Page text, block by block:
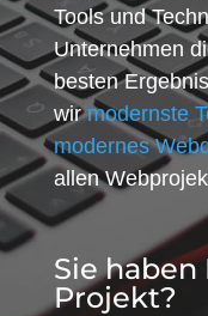
Tools und
Unternehmen
besten
wirmodernste
modernes
allen
Sie
Projekt?